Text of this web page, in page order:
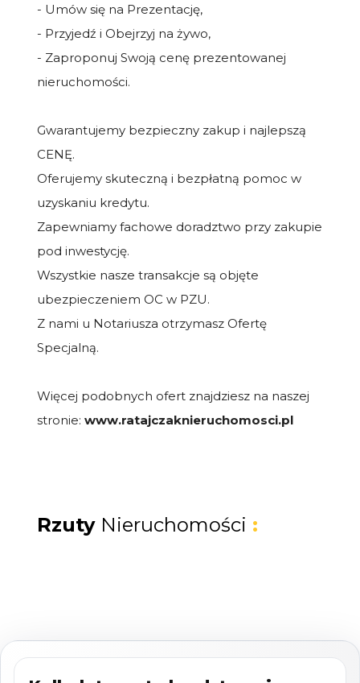
- Umów się na Prezentację,
- Przyjedź i Obejrzyj na żywo,
- Zaproponuj Swoją cenę prezentowanej
nieruchomości.
Gwarantujemy bezpieczny zakup i najlepszą
CENĘ.
Oferujemy skuteczną i bezpłatną pomoc w
uzyskaniu kredytu.
Zapewniamy fachowe doradztwo przy zakupie
pod inwestycję.
Wszystkie nasze transakcje są objęte
ubezpieczeniem OC w PZU.
Z nami u Notariusza otrzymasz Ofertę
Specjalną.
Więcej podobnych ofert znajdziesz na naszej
stronie: www.ratajczaknieruchomosci.pl
Rzuty Nieruchomości :